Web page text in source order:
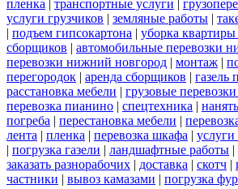
пленка | транспортные услуги |
услуги грузчиков | земляные работы |
| подъем гипсокартона | уборка квартиры
сборщиков | автомобильные перевозки
перевозки нижний новгород | монтаж |
перегородок | аренда сборщиков | газель
расстановка мебели | грузовые
перевозка пианино | спецтехника |
погреба | перестановка мебели |
лента | пленка | перевозка шкафа |
| погрузка газели | ландшафтные работы |
заказать разнорабочих | доставка | скотч |
частники | вывоз камазами | погрузка